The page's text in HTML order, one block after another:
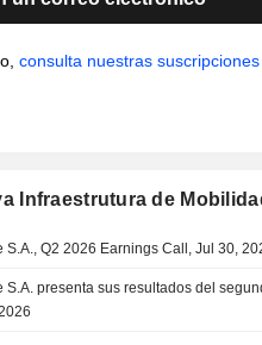
consulta nuestras suscripciones
Infraestrutura de
Q2 2026 Earnings Call, Jul 30,
S.A. presenta sus resultados del